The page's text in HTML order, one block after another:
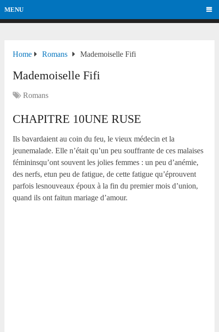
MENU
Home Romans Mademoiselle Fifi
Mademoiselle Fifi
Romans
CHAPITRE 10UNE RUSE
Ils bavardaient au coin du feu, le vieux médecin et la
jeunemalade. Elle n’était qu’un peu souffrante de ces malaises
fémininsqu’ont souvent les jolies femmes : un peu d’anémie,
des nerfs, etun peu de fatigue, de cette fatigue qu’éprouvent
parfois lesnouveaux époux à la fin du premier mois d’union,
quand ils ont faitun mariage d’amour.